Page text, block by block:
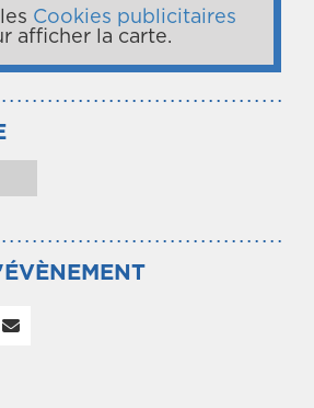
Cookies publicitaires
afficher la carte.